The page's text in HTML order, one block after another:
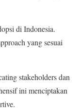
di Indonesia.
yang sesuai
stakeholders dan
ini menciptakan